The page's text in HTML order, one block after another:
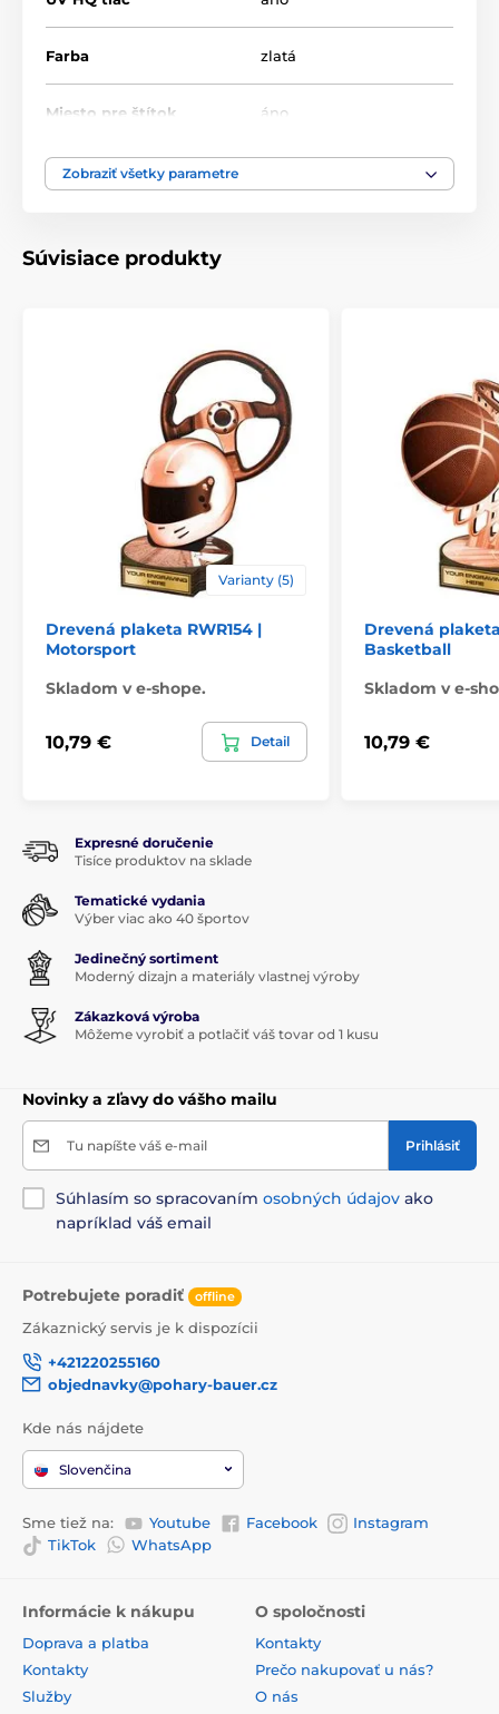
Farba zlatá
Miesto pre štítok áno
Výška cm
Spôsob personalizácie štítok
Zobraziť všetky parametre
Súvisiace produkty
Varianty (5)
Drevená plaketa RWR154 |
Motorsport
Skladom v e-shope.
10,79 € Detail
Drevená plaketa
Basketball
Skladom v e-
10,79 €
Expresné doručenie
Tisíce produktov na sklade
Tematické vydania
Výber viac ako 40 športov
Jedinečný sortiment
Moderný dizajn a materiály vlastnej výroby
Zákazková výroba
Môžeme vyrobiť a potlačiť váš tovar od 1 kusu
Novinky a zľavy do vášho mailu
Tu napíšte váš e-mail Prihlásiť
Súhlasím so spracovaním osobných údajov ako
napríklad váš email
Potrebujete poradiť offline
Zákaznický servis je k dispozícii
+421220255160
objednavky@pohary-bauer.cz
Kde nás nájdete
Slovenčina
Sme tiež na: Youtube Facebook
Instagram
TikTok
WhatsApp
Informácie k nákupu
Doprava a platba
Kontakty
Služby
O spoločnosti
Kontakty
Prečo nakupovať u nás?
O nás